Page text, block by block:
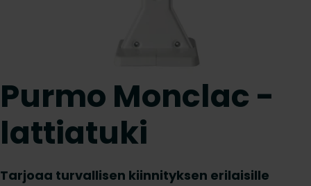
Purmo Monclac -
lattiatuki
Tarjoaa turvallisen kiinnityksen erilaisille